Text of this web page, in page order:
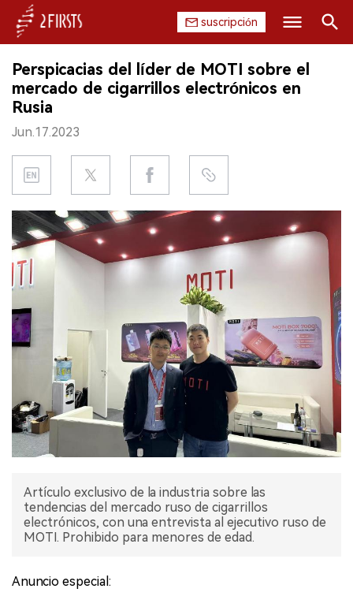
suscripción
INICIO
EMPRESA
PRODUCTO
REGULACIÓN
CHINA
DATOS
EXPOSICIÓN
ENTREVISTA
Buscar
Perspicacias del líder de MOTI sobre el
mercado de cigarrillos electrónicos en
Rusia
Jun.17.2023
Artículo exclusivo de la industria sobre las
tendencias del mercado ruso de cigarrillos
electrónicos, con una entrevista al ejecutivo ruso de
MOTI. Prohibido para menores de edad.
Anuncio especial: